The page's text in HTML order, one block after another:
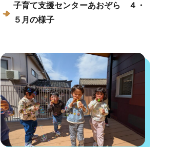
子育て支援センターあおぞら ４・
５月の様子